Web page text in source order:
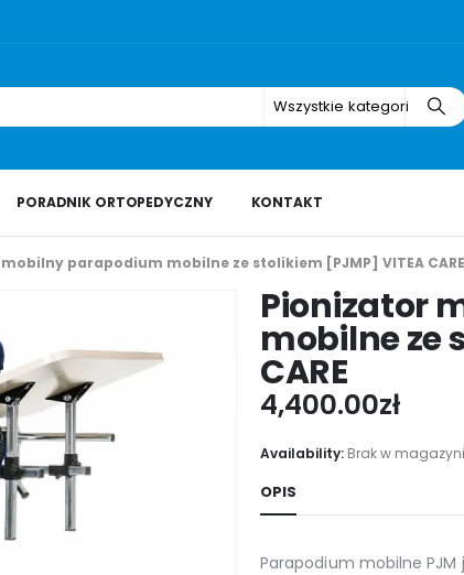
Wszystkie kategorie
PORADNIK ORTOPEDYCZNY KONTAKT
parapodium mobilne ze stolikiem [PJMP] VITEA CARE
Pionizator
mobilne ze
CARE
4,400.00zł
Availability: Brak w
OPIS
Parapodium mobilne